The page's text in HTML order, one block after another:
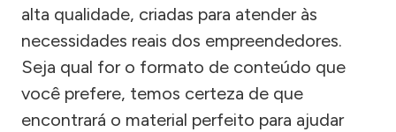
alta qualidade, criadas para atender às
necessidades reais dos empreendedores.
Seja qual for o formato de conteúdo que
você prefere, temos certeza de que
encontrará o material perfeito para ajudar